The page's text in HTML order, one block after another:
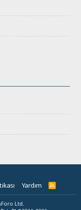
Yardım
R
Ltd.